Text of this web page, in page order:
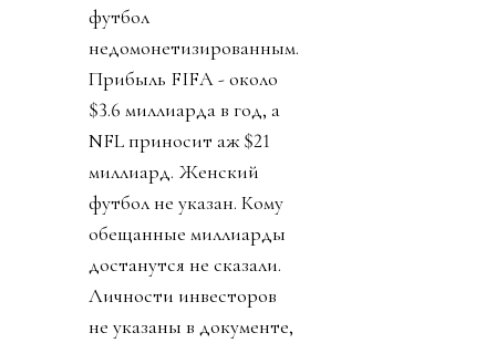
футбол
недомонетизированным.
Прибыль FIFA - около
$3.6 миллиарда в год, а
NFL приносит аж $21
миллиард. Женский
футбол не указан. Кому
обещанные миллиарды
достанутся не сказали.
Личности инвесторов
не указаны в документе,